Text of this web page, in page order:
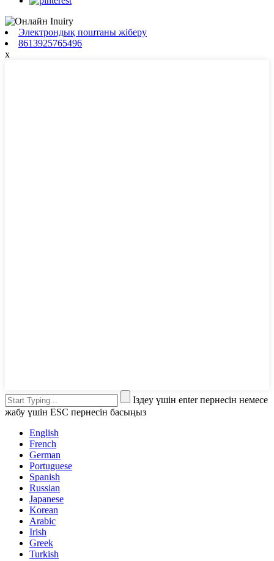
Электрондық поштаны жіберу
8613925765496
x
Іздеу үшін enter пернесін немесе
жабу үшін ESC пернесін басыңыз
English
French
German
Portuguese
Spanish
Russian
Japanese
Korean
Arabic
Irish
Greek
Turkish